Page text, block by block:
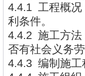
4.4.1 工程概况
利条件。
4.4.2 施工方法
否有社会义务劳
4.4.3 编制施工